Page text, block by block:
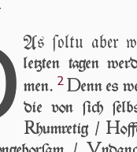
As ſoltu aber
letzten ta­gen
men. 2 Denn es
die von ſich
Rhum­re­tig / H